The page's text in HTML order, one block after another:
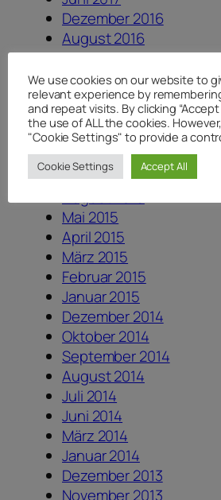
Dezember 2016
August 2016
Juni 2016
Mai 2016
April 2016
Februar 2016
November 2015
Oktober 2015
September 2015
August 2015
Mai 2015
April 2015
März 2015
Februar 2015
Januar 2015
Dezember 2014
Oktober 2014
September 2014
August 2014
Juli 2014
Juni 2014
März 2014
Januar 2014
Dezember 2013
November 2013
We use cookies on our website to
relevant experience by
and repeat visits. By clicking
the use of ALL the cookies.
"Cookie Settings" to provide a
Cookie Settings Accept All